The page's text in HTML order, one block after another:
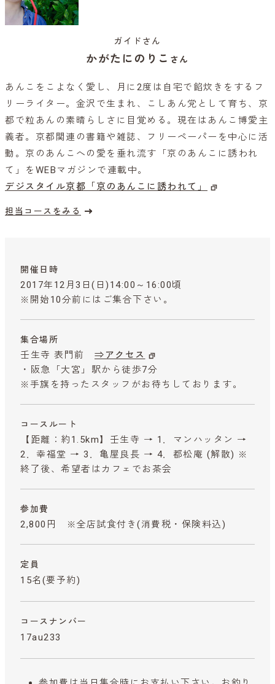
ガイドさん
かがたにのりこ さん
あんこをこよなく愛し、月に2度は自宅で餡炊きをするフ
リーライター。金沢で生まれ、こしあん党として育ち、京
都で粒あんの素晴らしさに目覚める。現在はあんこ博愛主
義者。京都関連の書籍や雑誌、フリーペーパーを中心に活
動。京のあんこへの愛を垂れ流す「京のあんこに誘われ
て」をWEBマガジンで連載中。
デジスタイル京都「京のあんこに誘われて」
担当コースをみる
開催日時
2017年12月3日(日)14:00～16:00頃
※開始10分前にはご集合下さい。
集合場所
壬生寺 表門前 ⇒アクセス
・阪急「大宮」駅から徒歩7分
※手旗を持ったスタッフがお待ちしております。
コースルート
【距離：約1.5km】壬生寺 → 1．マンハッタン →
2．幸福堂 → 3．亀屋良長 → 4．都松庵 (解散) ※
終了後、希望者はカフェでお茶会
参加費
2,800円 ※全店試食付き (消費税・保険料込)
定員
15名(要予約)
コースナンバー
17au233